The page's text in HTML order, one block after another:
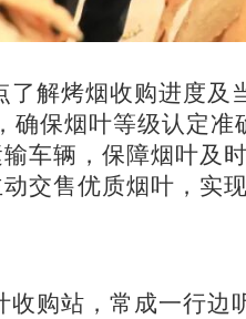
解烤烟收购进度及
确保烟叶等级认定
车辆，保障烟叶及
交售优质烟叶，实
购站，常成一行